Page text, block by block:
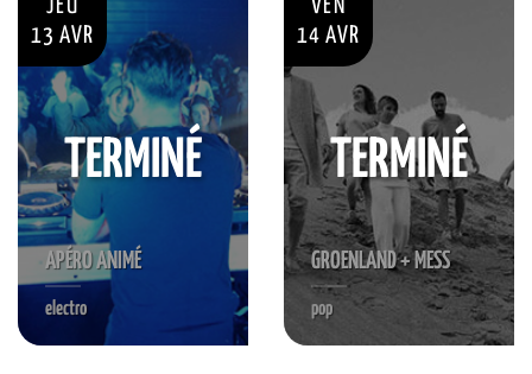
JEU
13 AVR
APÉRO ANIMÉ
electro
TERMINÉ
VEN
14 AVR
GROENLAND + MESS
pop
TERMINÉ